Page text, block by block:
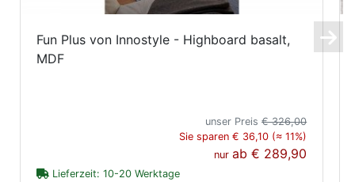
Fun Plus von Innostyle - Highboard basalt,
MDF
unser Preis€ 326,00
Sie sparen € 36,10 (≈ 11%)
nurab€ 289,90
Lieferzeit: 10-20 Werktage